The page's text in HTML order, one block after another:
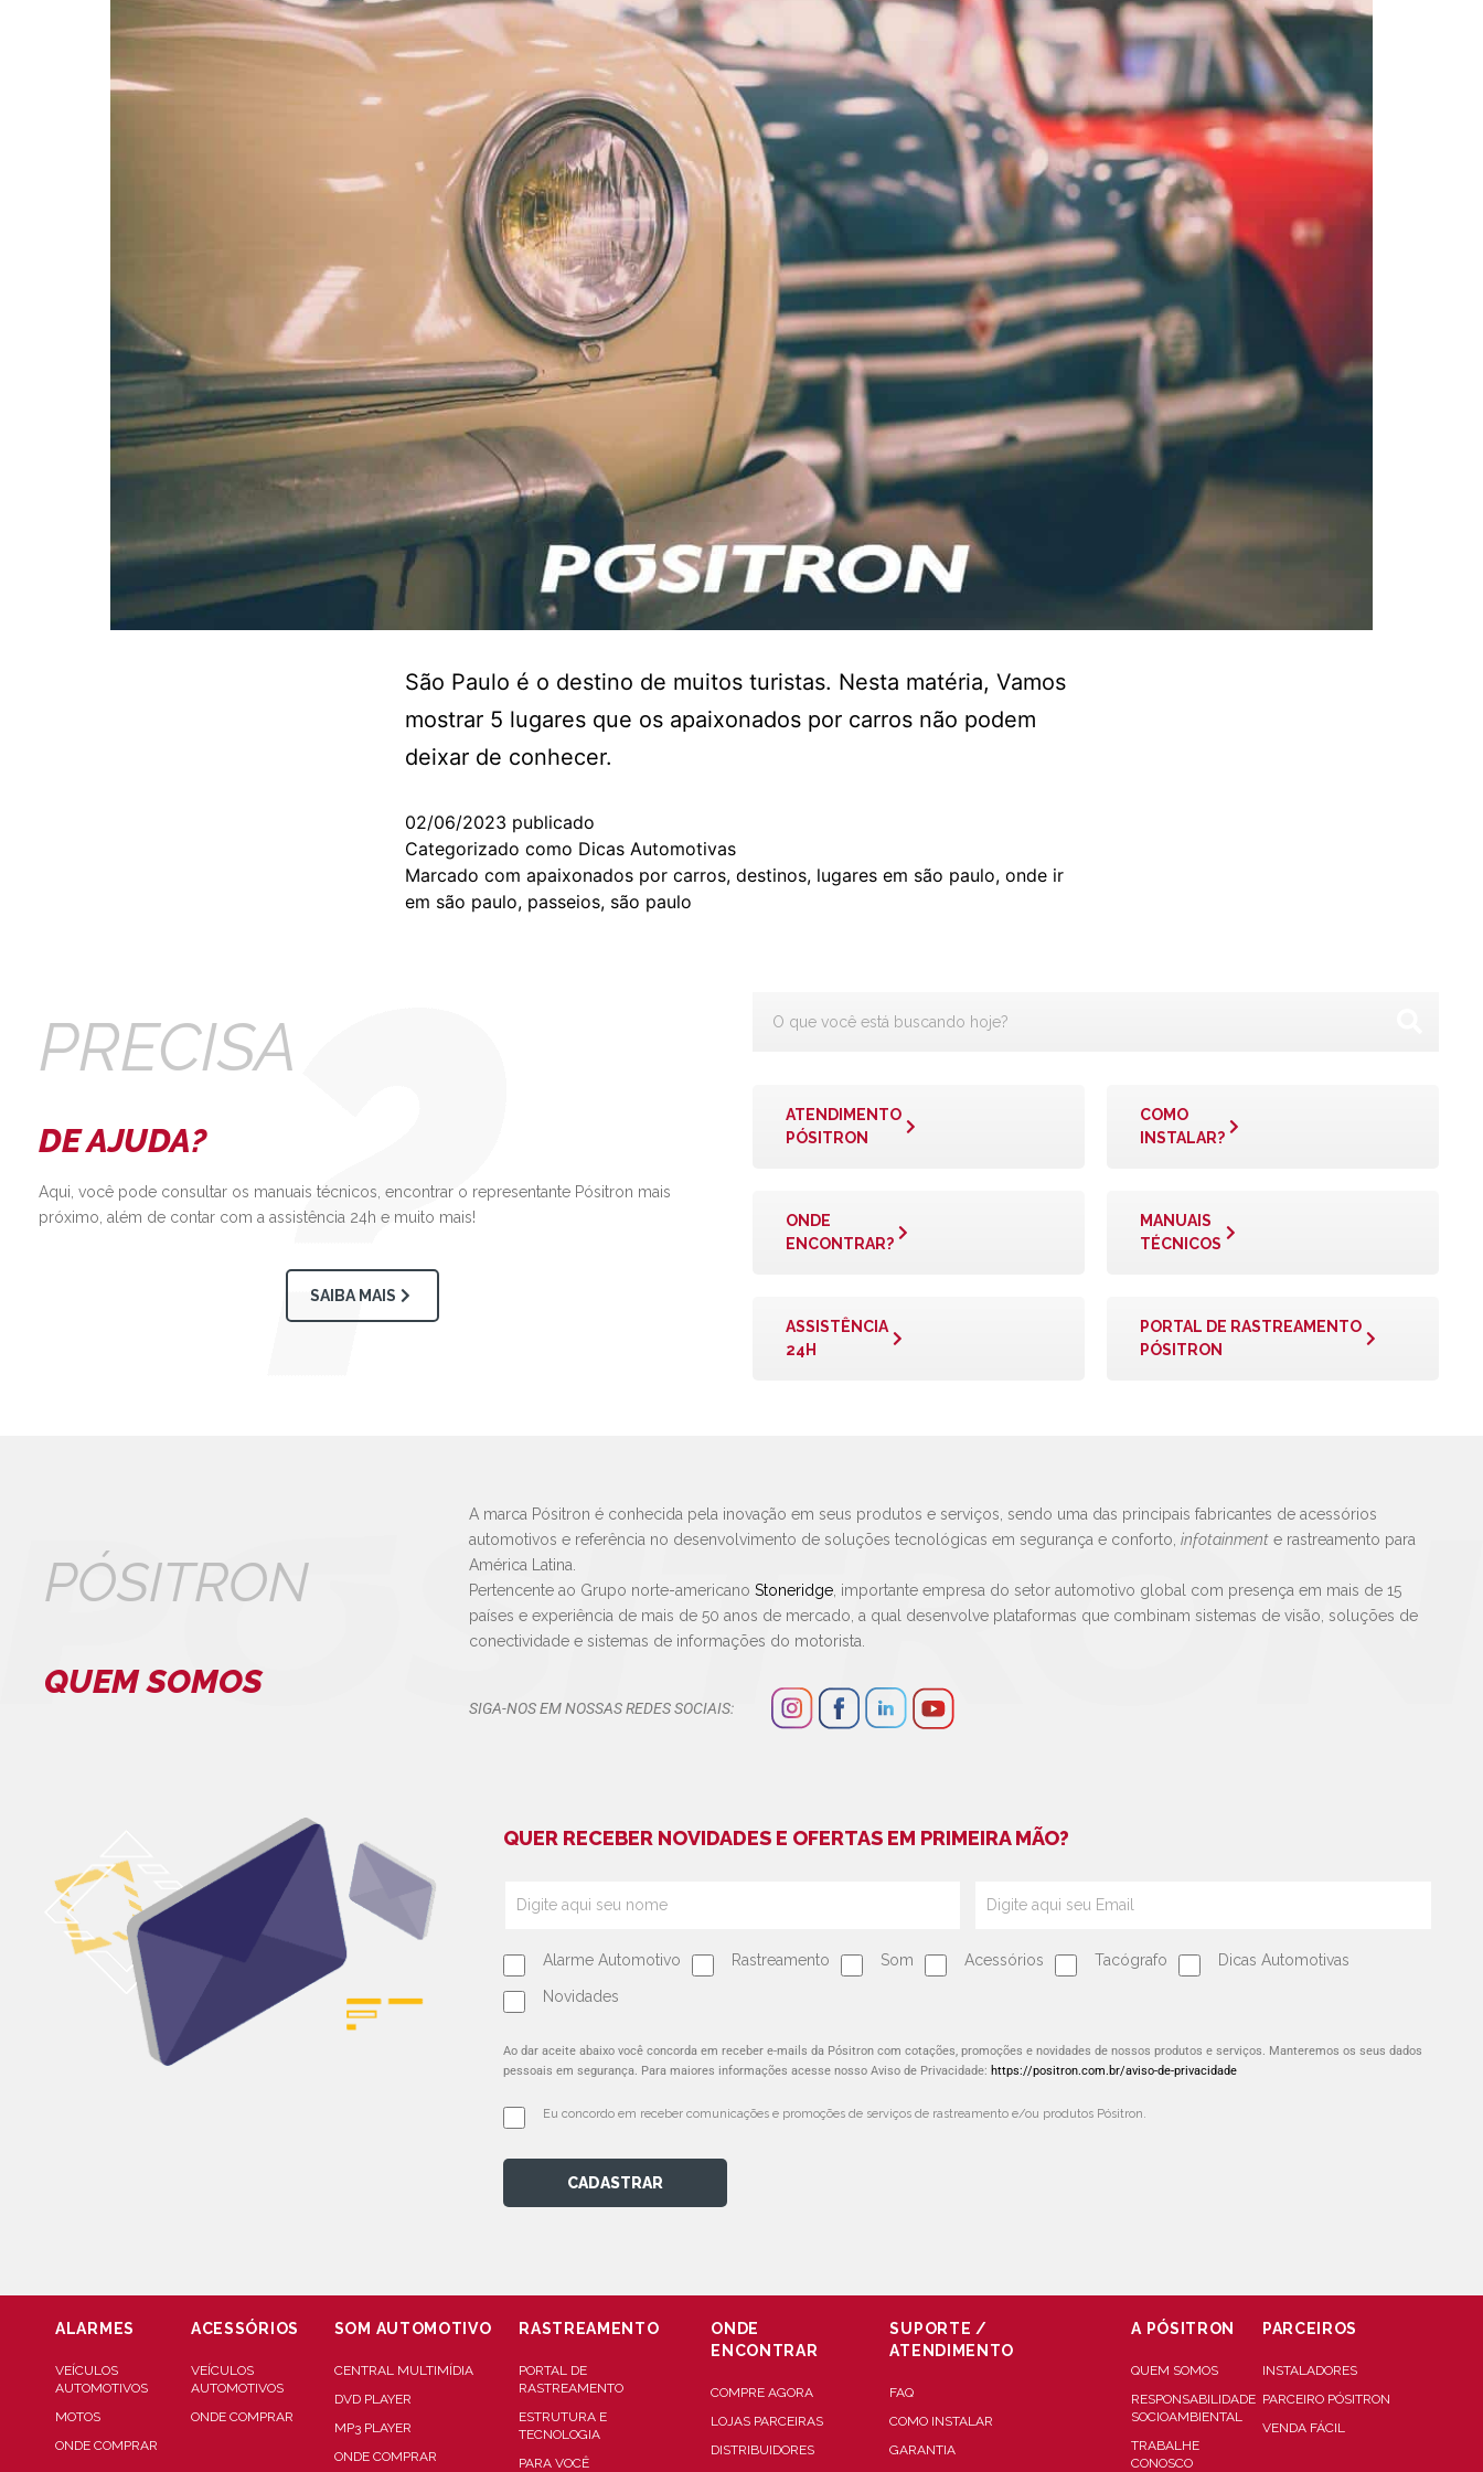
São Paulo é o destino de muitos turistas. Nesta matéria, Vamos
mostrar 5 lugares que os apaixonados por carros não podem
deixar de conhecer.
02/06/2023 publicado
Categorizado como Dicas Automotivas
Marcado com apaixonados por carros, destinos, lugares em são paulo, onde ir
em são paulo, passeios, são paulo
PRECISA
DE AJUDA?
Aqui, você pode consultar os manuais técnicos, encontrar o representante Pósitron mais
próximo, além de contar com a assistência 24h e muito mais!
SAIBA MAIS
ATENDIMENTO
PÓSITRON
COMO
INSTALAR?
ONDE
ENCONTRAR?
MANUAIS
TÉCNICOS
ASSISTÊNCIA
24H
PORTAL DE RASTREAMENTO
PÓSITRON
PÓSITRON
QUEM SOMOS
A marca Pósitron é conhecida pela inovação em seus produtos e serviços, sendo uma das principais fabricantes de acessórios
automotivos e referência no desenvolvimento de soluções tecnológicas em segurança e conforto,infotainment e rastreamento para
América Latina.
Pertencente ao Grupo norte-americanoStoneridge , importante empresa do setor automotivo global com presença em mais de 15
países e experiência de mais de 50 anos de mercado, a qual desenvolve plataformas que combinam sistemas de visão, soluções de
conectividade e sistemas de informações do motorista.
SIGA-NOS EM NOSSAS REDES SOCIAIS:
QUER RECEBER NOVIDADES E OFERTAS EM PRIMEIRA MÃO?
Alarme Automotivo Rastreamento Som Acessórios Tacógrafo Dicas Automotivas
Novidades
Ao dar aceite abaixo você concorda em receber e-mails da Pósitron com cotações, promoções e novidades de nossos produtos e serviços. Manteremos os seus dados
pessoais em segurança. Para maiores informações acesse nosso Aviso de Privacidade: https://positron.com.br/aviso-de-privacidade
Eu concordo em receber comunicações e promoções de serviços de rastreamento e/ou produtos Pósitron.
CADASTRAR
ALARMES
VEÍCULOS
AUTOMOTIVOS
MOTOS
ONDE COMPRAR
ACESSÓRIOS
VEÍCULOS
AUTOMOTIVOS
ONDE COMPRAR
SOM AUTOMOTIVO
CENTRAL MULTIMÍDIA
DVD PLAYER
MP3 PLAYER
ONDE COMPRAR
RASTREAMENTO
PORTAL DE
RASTREAMENTO
ESTRUTURA E
TECNOLOGIA
PARA VOCÊ
ONDE
ENCONTRAR
COMPRE AGORA
LOJAS PARCEIRAS
DISTRIBUIDORES
SUPORTE /
ATENDIMENTO
FAQ
COMO INSTALAR
GARANTIA
A PÓSITRON
QUEM SOMOS
RESPONSABILIDADE
SOCIOAMBIENTAL
TRABALHE
CONOSCO
PARCEIROS
INSTALADORES
PARCEIRO PÓSITRON
VENDA FÁCIL